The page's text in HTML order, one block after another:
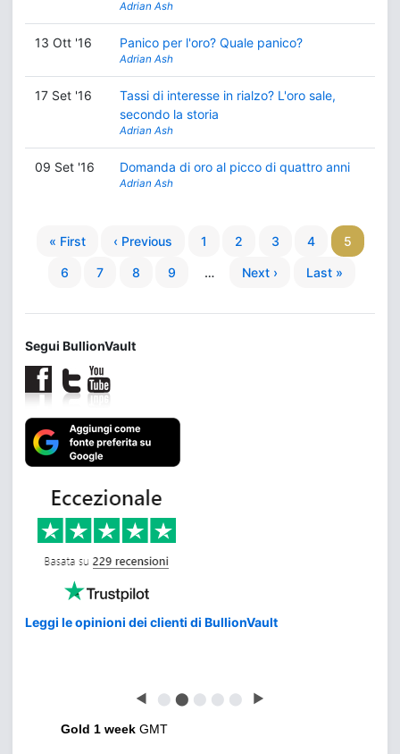
Adrian Ash
13 Ott '16 Panico per l'oro? Quale panico?
Adrian Ash
17 Set '16
Tassi di interesse in rialzo? L'oro sale,
secondo la storia
Adrian Ash
09 Set '16 Domanda di oro al picco di quattro anni
Adrian Ash
« First ‹ Previous 1 2 3 4 5
6 7 8 9 … Next › Last »
Segui BullionVault
Leggi le opinioni dei clienti di BullionVault
◀ ⬤ ⬤ ⬤ ⬤ ⬤ ▶
Gold 1 week GMT